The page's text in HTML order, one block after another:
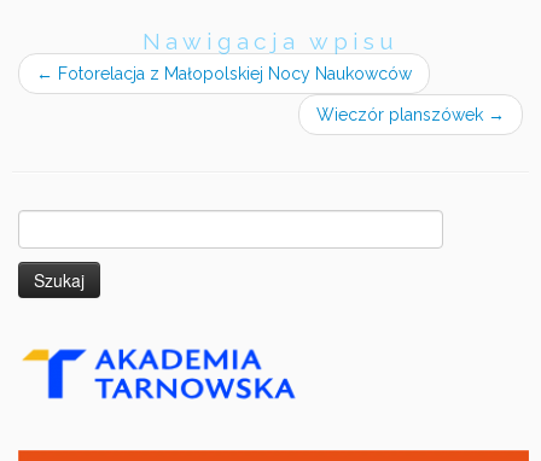
Nawigacja wpisu
← Fotorelacja z Małopolskiej Nocy Naukowców
Wieczór planszówek →